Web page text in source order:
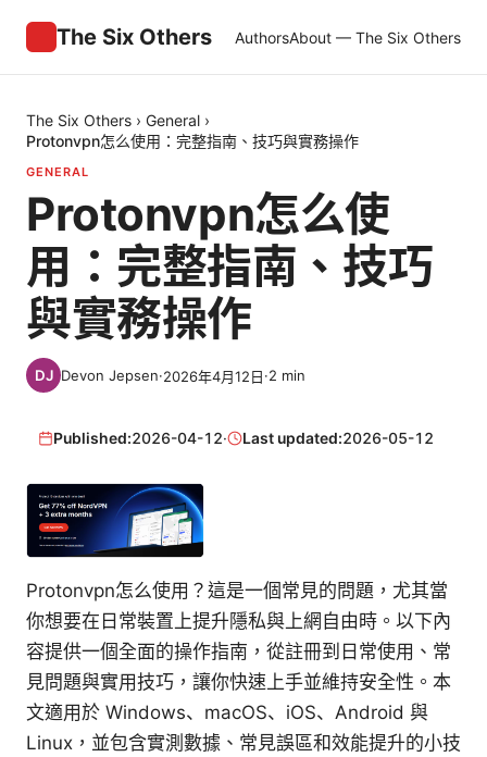
The Six Others AuthorsAbout — The Six Others
The Six Others › General ›
Protonvpn怎么使用：完整指南、技巧與實務操作
GENERAL
Protonvpn怎么使
用：完整指南、技巧
與實務操作
Devon Jepsen·2026年4月12日·2 min
Published:2026-04-12· Last updated:2026-05-12
Protonvpn怎么使用？這是一個常見的問題，尤其當
你想要在日常裝置上提升隱私與上網自由時。以下內
容提供一個全面的操作指南，從註冊到日常使用、常
見問題與實用技巧，讓你快速上手並維持安全性。本
文適用於 Windows、macOS、iOS、Android 與
Linux，並包含實測數據、常見誤區和效能提升的小技